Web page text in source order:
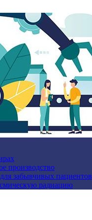
производство
забывчивых пациентов
радиацию